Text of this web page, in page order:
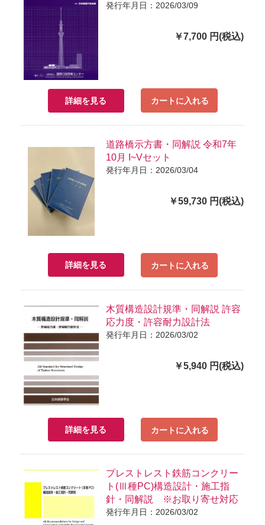
発行年月日：2026/03/09
￥7,700 円(税込)
詳細を見る カートに入れる
道路橋示方書・同解説 令和7年
10月 I~Vセット
発行年月日：2026/03/04
￥59,730 円(税込)
詳細を見る カートに入れる
木質構造設計規準・同解説 許容
応力度・許容耐力設計法
発行年月日：2026/03/02
￥5,940 円(税込)
詳細を見る カートに入れる
プレストレスト鉄筋コンクリー
ト(Ⅲ種PC)構造設計・施工指
針・同解説 ※お取り寄せ対応
発行年月日：2026/03/02